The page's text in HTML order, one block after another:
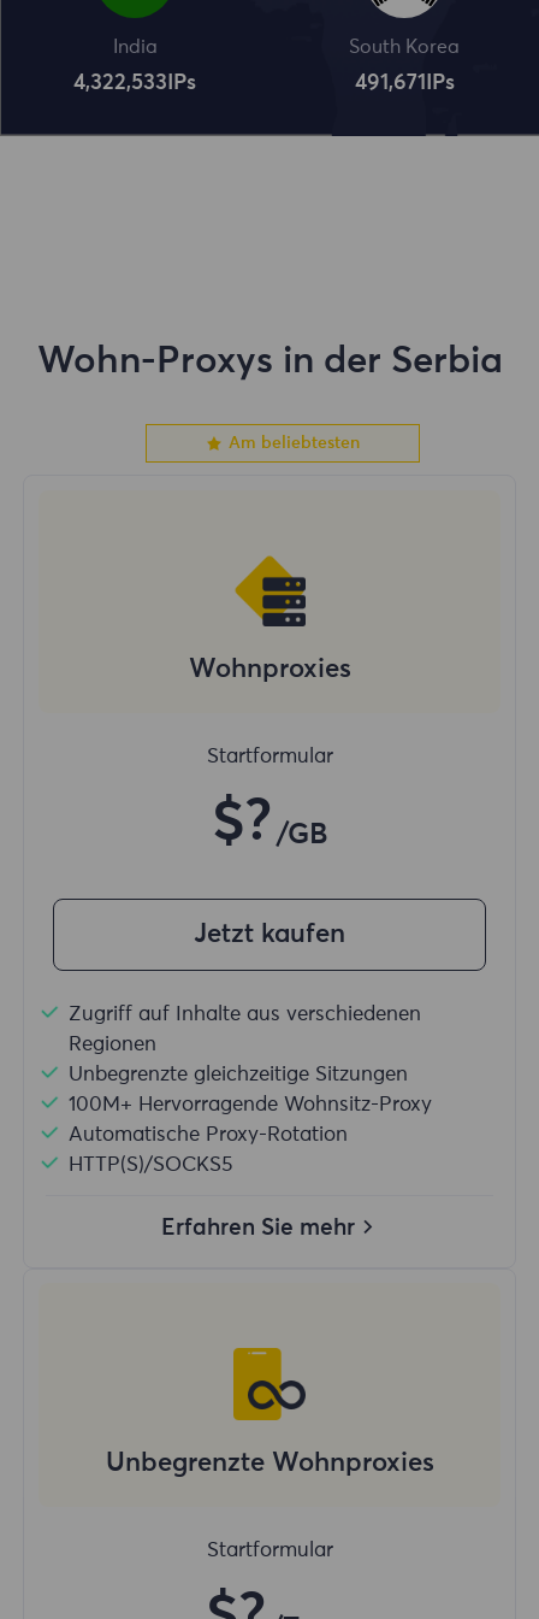
India
4,322,534 IPs
South Korea
491,672 IPs
Wohn-Proxys in der Serbia
Am beliebtesten
Wohnproxies
Startformular
$? /GB
Jetzt kaufen
Zugriff auf Inhalte aus verschiedenen
Regionen
Unbegrenzte gleichzeitige Sitzungen
100M+ Hervorragende Wohnsitz-Proxy
Automatische Proxy-Rotation
HTTP(S)/SOCKS5
Erfahren Sie mehr
Unbegrenzte Wohnproxies
Startformular